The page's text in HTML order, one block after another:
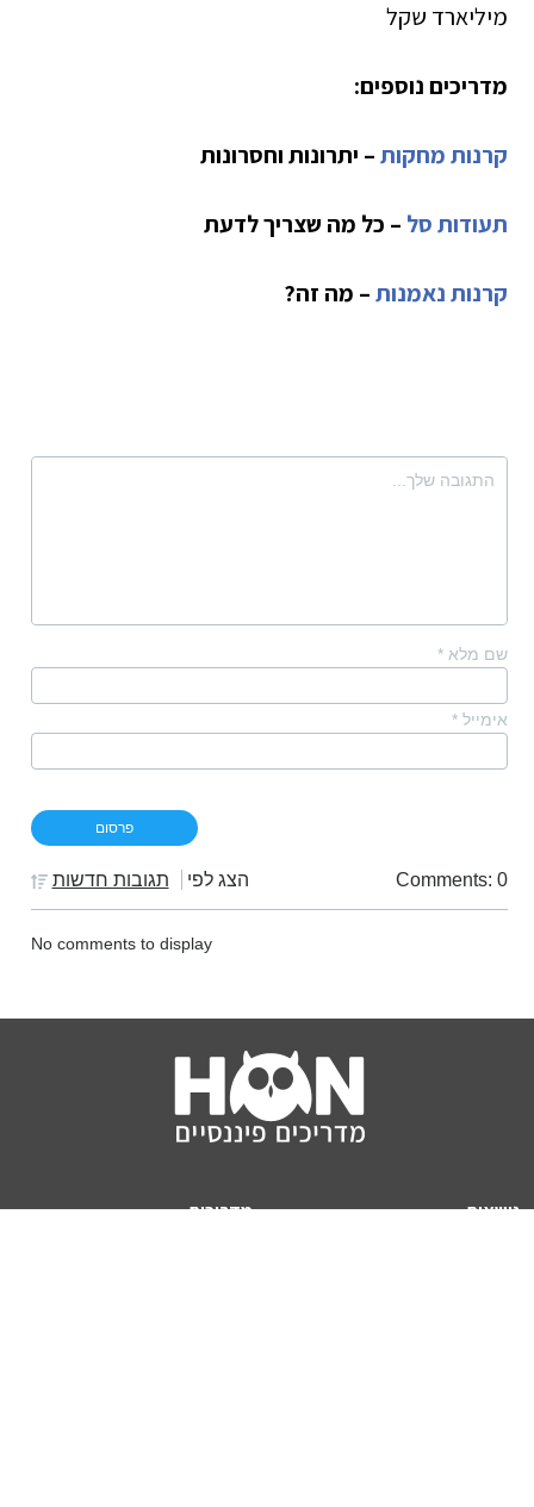
מיליארד שקל
מדריכים נוספים:
קרנות מחקות– יתרונות וחסרונות
תעודות סל – כל מה שצריך לדעת
קרנות נאמנות– מה זה?
שם מלא *
אימייל *
Comments: 0 הצג לפי תגובות חדשות
No comments to display
נושאים
מדריכים